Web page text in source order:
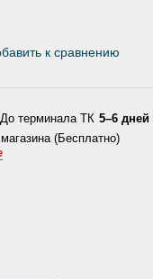
к сравнению
До терминала ТК 5–6 дней
(Бесплатно)